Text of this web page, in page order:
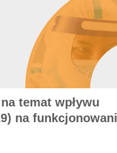
temat wpływu
na